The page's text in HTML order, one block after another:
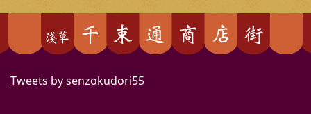
Tweets by senzokudori55